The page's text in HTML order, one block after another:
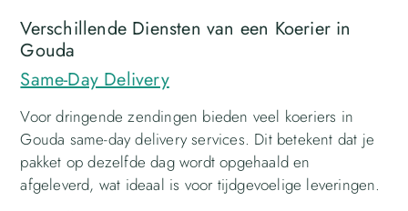
Verschillende Diensten van een Koerier in
Gouda
Same-Day Delivery
Voor dringende zendingen bieden veel koeriers in
Gouda same-day delivery services. Dit betekent dat je
pakket op dezelfde dag wordt opgehaald en
afgeleverd, wat ideaal is voor tijdgevoelige leveringen.